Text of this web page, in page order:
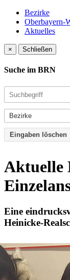
Bezirke
Oberbayern-
Aktuelles
× Schließen
Suche im BRN
Eingaben löschen
Aktuelle
Eine
Heinicke-